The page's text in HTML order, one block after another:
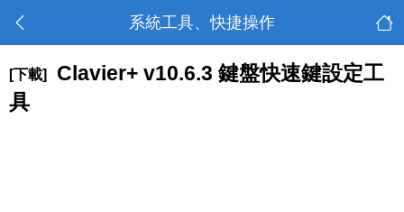
系統工具、快捷操作
[下載]
Clavier+ v10.6.3 鍵盤快速鍵設定工
具